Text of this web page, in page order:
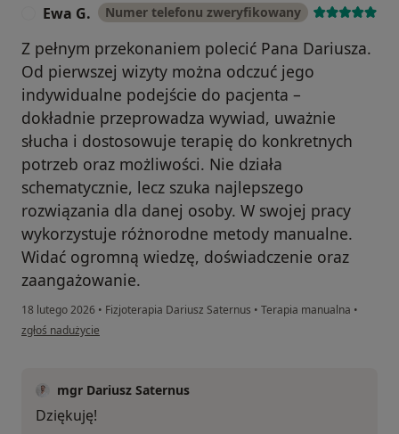
Ewa G. Numer telefonu zweryfikowany
Z pełnym przekonaniem polecić Pana Dariusza.
Od pierwszej wizyty można odczuć jego
indywidualne podejście do pacjenta –
dokładnie przeprowadza wywiad, uważnie
słucha i dostosowuje terapię do konkretnych
potrzeb oraz możliwości. Nie działa
schematycznie, lecz szuka najlepszego
rozwiązania dla danej osoby. W swojej pracy
wykorzystuje różnorodne metody manualne.
Widać ogromną wiedzę, doświadczenie oraz
zaangażowanie.
18 lutego 2026 • Fizjoterapia Dariusz Saternus • Terapia manualna •
w opinii użytkownika Ewa G.
zgłoś nadużycie
mgr Dariusz Saternus
Dziękuję!